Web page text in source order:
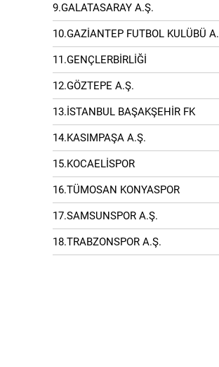
9.GALATASARAY A.Ş.
10.GAZİANTEP FUTBOL KULÜBÜ
11.GENÇLERBİRLİĞİ
12.GÖZTEPE A.Ş.
13.İSTANBUL BAŞAKŞEHİR FK
14.KASIMPAŞA A.Ş.
15.KOCAELİSPOR
16.TÜMOSAN KONYASPOR
17.SAMSUNSPOR A.Ş.
18.TRABZONSPOR A.Ş.